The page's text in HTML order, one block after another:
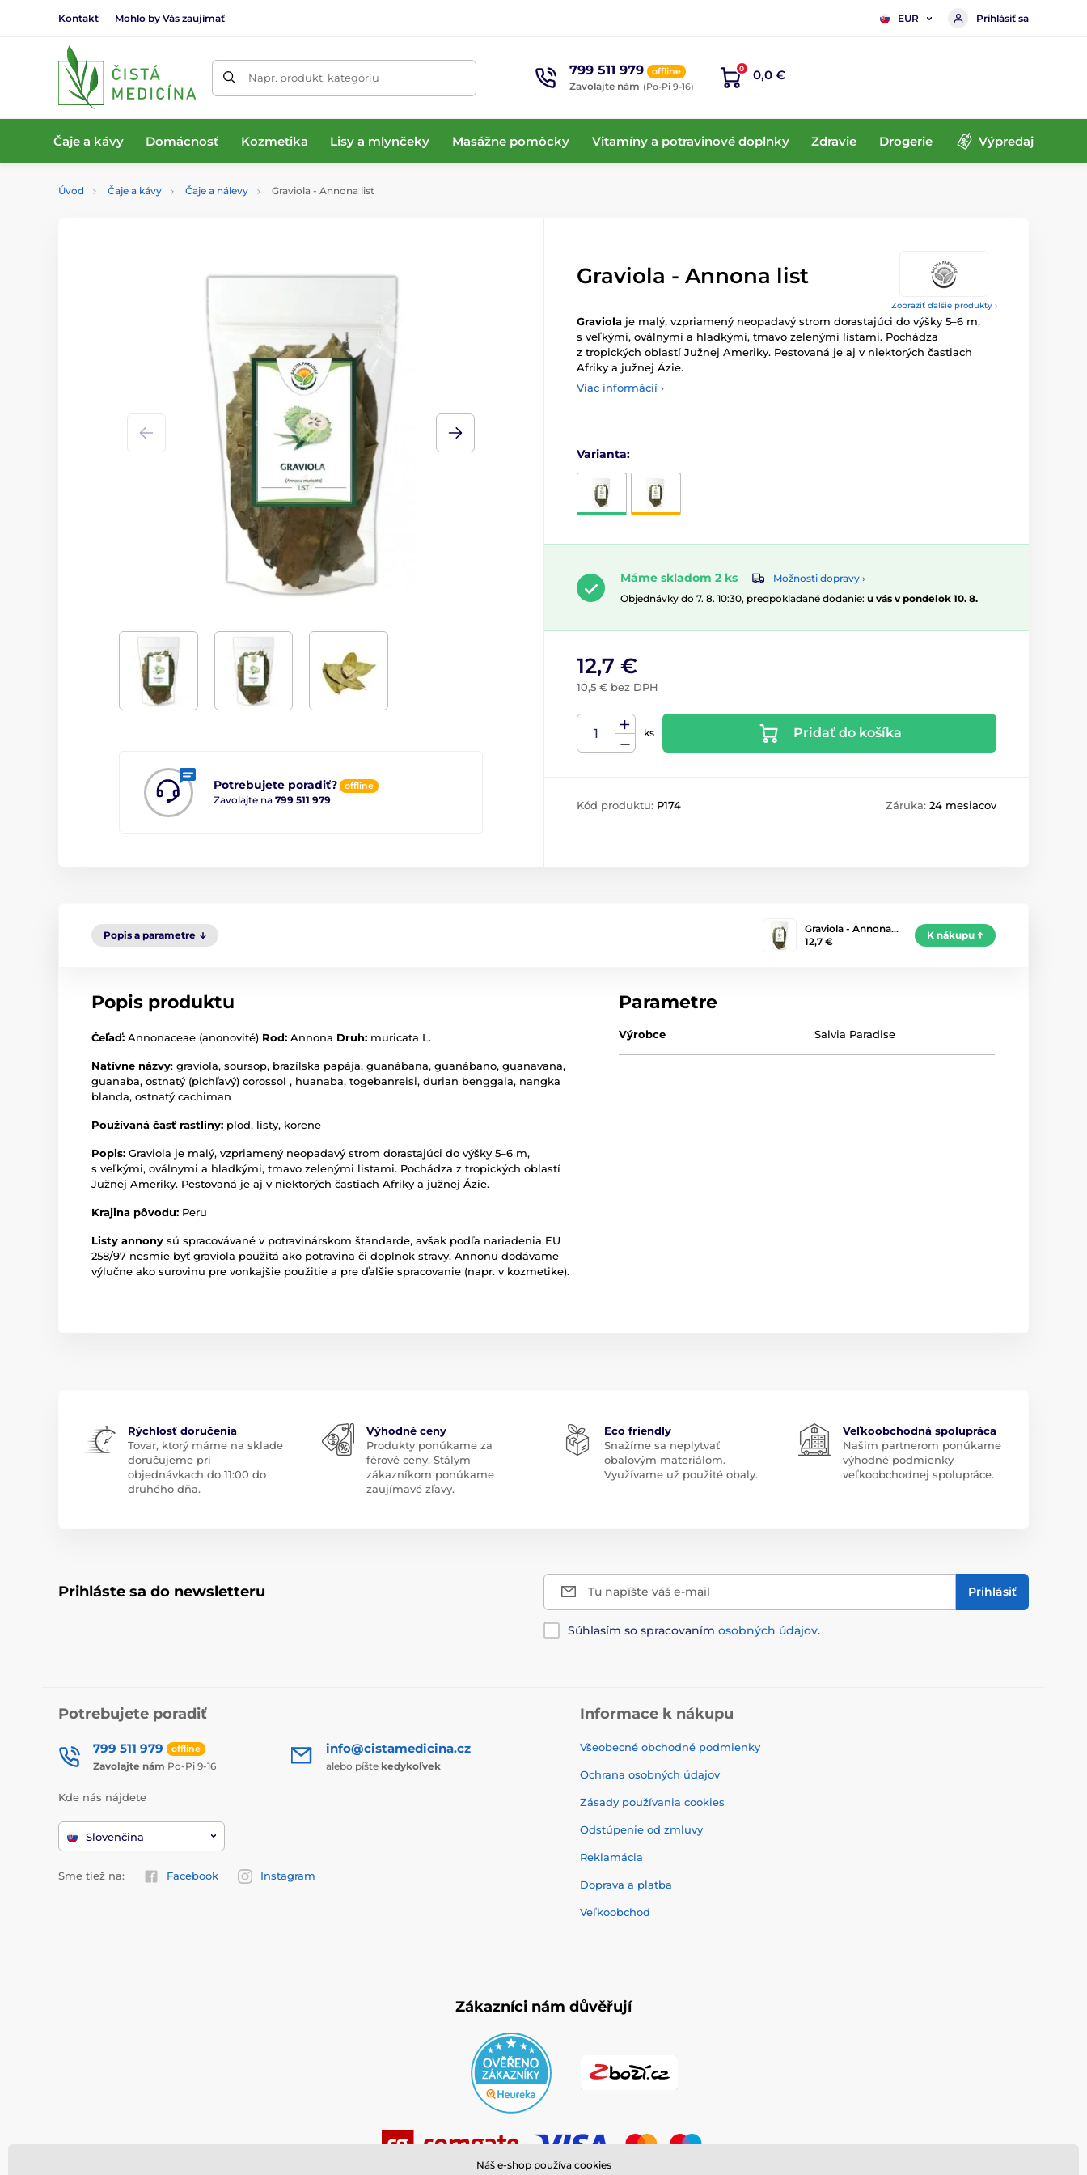
Kontakt Mohlo by Vás zaujímať EUR Prihlásiť sa
Napr. produkt, kategóriu 799 511 979 offline
Zavolajte nám (Po-Pi 9-16)
0 0,0 €
Čaje a kávy Domácnosť Kozmetika Lisy a mlynčeky Masážne pomôcky Vitamíny a potravinové doplnky Zdravie Drogerie Výpredaj
Úvod Čaje a kávy Čaje a nálevy Graviola - Annona list
Zobraziť ďalšie produkty ›
Potrebujete poradiť? offline
Zavolajte na 799 511 979
Graviola - Annona list
Graviola je malý, vzpriamený neopadavý strom dorastajúci do výšky 5–6 m,
s veľkými, oválnymi a hladkými, tmavo zelenými listami. Pochádza
z tropických oblastí Južnej Ameriky. Pestovaná je aj v niektorých častiach
Afriky a južnej Ázie.
Viac informácií ›
Varianta:
Máme skladom 2 ks
Možnosti dopravy ›
Objednávky do 7. 8. 10:30, predpokladané dodanie: u vás v pondelok 10. 8.
12,7 €
10,5 € bez DPH
ks Pridať do košíka
Kód produktu: P174 Záruka: 24 mesiacov
Popis a parametre
Graviola - Annona…
12,7 €
K nákupu
Popis produktu
Čeľaď: Annonaceae (anonovité) Rod: Annona Druh: muricata L.
Natívne názvy: graviola, soursop, brazílska papája, guanábana, guanábano, guanavana,
guanaba, ostnatý (pichľavý) corossol , huanaba, togebanreisi, durian benggala, nangka
blanda, ostnatý cachiman
Používaná časť rastliny: plod, listy, korene
Popis: Graviola je malý, vzpriamený neopadavý strom dorastajúci do výšky 5–6 m,
s veľkými, oválnymi a hladkými, tmavo zelenými listami. Pochádza z tropických oblastí
Južnej Ameriky. Pestovaná je aj v niektorých častiach Afriky a južnej Ázie.
Krajina pôvodu: Peru
Listy annony sú spracovávané v potravinárskom štandarde, avšak podľa nariadenia EU
258/97 nesmie byť graviola použitá ako potravina či doplnok stravy. Annonu dodávame
výlučne ako surovinu pre vonkajšie použitie a pre ďalšie spracovanie (napr. v kozmetike).
Parametre
Výrobce Salvia Paradise
Rýchlosť doručenia
Tovar, ktorý máme na sklade
doručujeme pri
objednávkach do 11:00 do
druhého dňa.
Výhodné ceny
Produkty ponúkame za
férové ceny. Stálym
zákazníkom ponúkame
zaujímavé zľavy.
Eco friendly
Snažíme sa neplytvať
obalovým materiálom.
Využívame už použité obaly.
Veľkoobchodná spolupráca
Našim partnerom ponúkame
výhodné podmienky
veľkoobchodnej spolupráce.
Prihláste sa do newsletteru Tu napíšte váš e-mail Prihlásiť
Súhlasím so spracovaním osobných údajov.
Potrebujete poradiť
799 511 979 offline
Zavolajte nám Po-Pi 9-16
info@cistamedicina.cz
alebo píšte kedykoľvek
Kde nás nájdete
Slovenčina
Sme tiež na: Facebook Instagram
Informace k nákupu
Všeobecné obchodné podmienky
Ochrana osobných údajov
Zásady používania cookies
Odstúpenie od zmluvy
Reklamácia
Doprava a platba
Veľkoobchod
Zákazníci nám důvěřují
Náš e-shop používa cookies